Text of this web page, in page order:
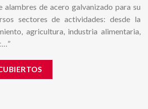
alambres de acero galvanizado para su
sectores de actividades: desde la
agricultura, industria alimentaria,